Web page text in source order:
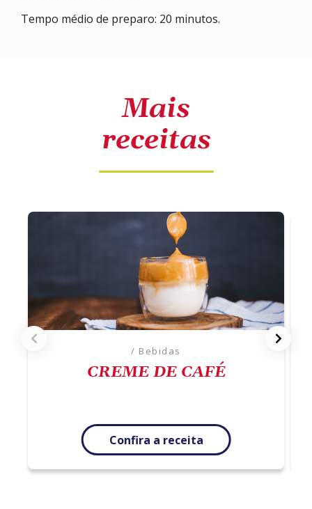
Tempo médio de preparo: 20 minutos.
Mais
receitas
/ Bebidas
CREME DE CAFÉ
Confira a receita